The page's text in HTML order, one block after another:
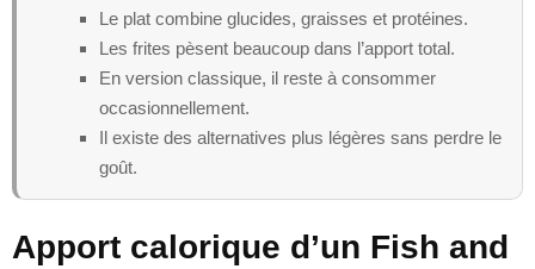
Le plat combine glucides, graisses et protéines.
Les frites pèsent beaucoup dans l’apport total.
En version classique, il reste à consommer
occasionnellement.
Il existe des alternatives plus légères sans perdre le
goût.
Apport calorique d’un Fish and